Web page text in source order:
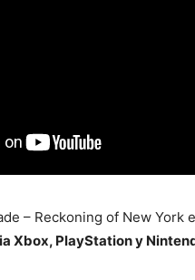
– Reckoning of New York
Xbox, PlayStation y